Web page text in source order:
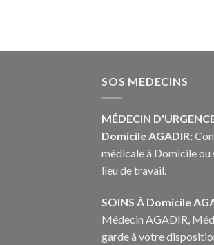
SOS MEDECINS
MÉDECIN
Domicile AGADIR:
médicale à Domicile ou
lieu de travail.
SOINS À Domicile
Médecin AGADIR,
garde à votre